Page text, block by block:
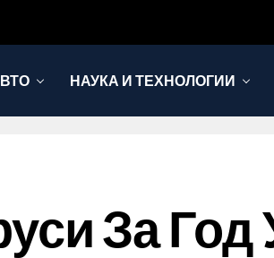
НАУКА И ТЕХНОЛОГИИ
За